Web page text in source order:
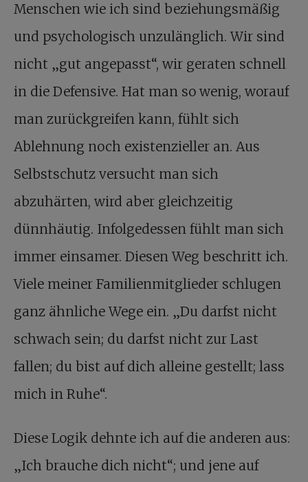
Menschen wie ich sind beziehungsmäßig
und psychologisch unzulänglich. Wir sind
nicht „gut angepasst“, wir geraten schnell
in die Defensive. Hat man so wenig, worauf
man zurückgreifen kann, fühlt sich
Ablehnung noch existenzieller an. Aus
Selbstschutz versucht man sich
abzuhärten, wird aber gleichzeitig
dünnhäutig. Infolgedessen fühlt man sich
immer einsamer. Diesen Weg beschritt ich.
Viele meiner Familienmitglieder schlugen
ganz ähnliche Wege ein. „Du darfst nicht
schwach sein; du darfst nicht zur Last
fallen; du bist auf dich alleine gestellt; lass
mich in Ruhe“.
Diese Logik dehnte ich auf die anderen aus:
„Ich brauche dich nicht“; und jene auf